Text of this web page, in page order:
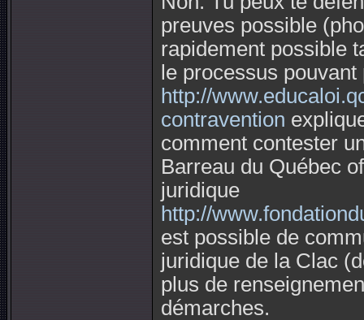
preuves possible
rapidement possible
le processus
http://
contravention
comment contester
Barreau du Québec
juridique
http://
est possible de
juridique de la Clac
plus de
démarches.